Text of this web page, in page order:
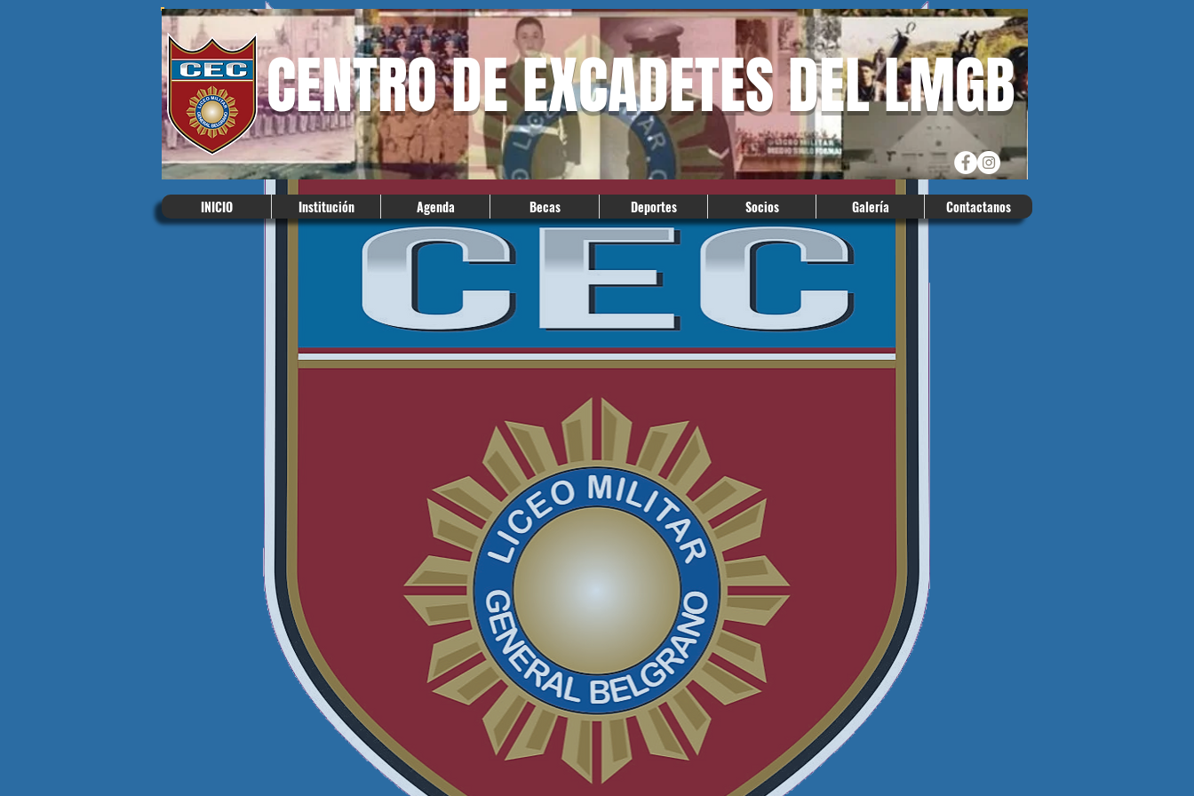
CENTRO DE EXCADETES DEL LMGB
INICIO Institución Agenda Becas Deportes Socios Galería Contactanos